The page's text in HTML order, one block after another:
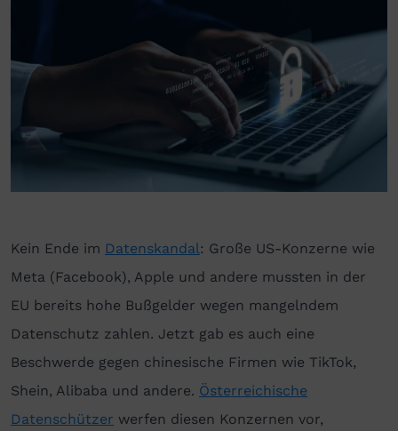
Kein Ende im Datenskandal: Große US-Konzerne wie
Meta (Facebook), Apple und andere mussten in der
EU bereits hohe Bußgelder wegen mangelndem
Datenschutz zahlen. Jetzt gab es auch eine
Beschwerde gegen chinesische Firmen wie TikTok,
Shein, Alibaba und andere. Österreichische
Datenschützer werfen diesen Konzernen vor,